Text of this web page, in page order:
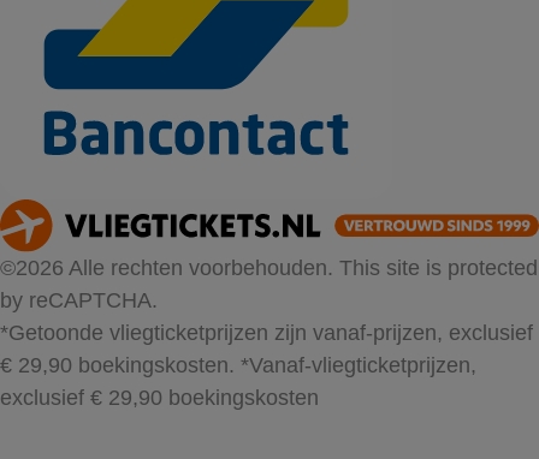
©2026 Alle rechten voorbehouden. This site is protected
by reCAPTCHA.
*Getoonde vliegticketprijzen zijn vanaf-prijzen, exclusief
€ 29,90 boekingskosten. *Vanaf-vliegticketprijzen,
exclusief € 29,90 boekingskosten